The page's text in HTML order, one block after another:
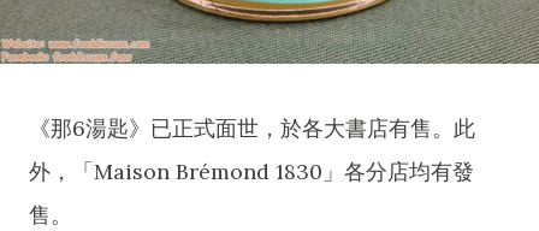
《那6湯匙》已正式面世，於各大書店有售。此
外，「Maison Brémond 1830」各分店均有發
售。